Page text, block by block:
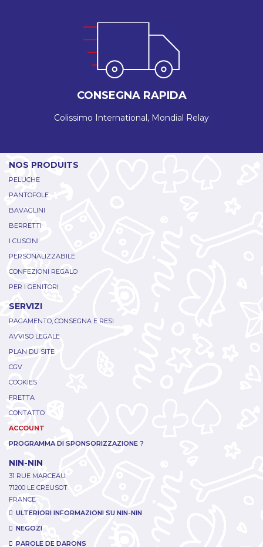
CONSEGNA RAPIDA
Colissimo International, Mondial Relay
NOS PRODUITS
PELUCHE
PANTOFOLE
BAVAGLINI
BERRETTI
I CUSCINI
PERSONALIZZABILE
CONFEZIONI REGALO
PER I GENITORI
SERVIZI
PAGAMENTO, CONSEGNA E RESI
AVVISO LEGALE
PLAN DU SITE
CGV
COOKIES
FRETTA
CONTATTO
ACCOUNT
PROGRAMMA DI SPONSORIZZAZIONE ?
NIN-NIN
31 RUE MARCEAU
71200 LE CREUSOT
FRANCE
ULTERIORI INFORMAZIONI SU NIN-NIN
NEGOZI
PAROLE DE DARONS